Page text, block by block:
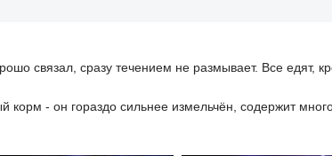
связал, сразу течением не размывает. Все
корм - он гораздо сильнее измельчён, содержит